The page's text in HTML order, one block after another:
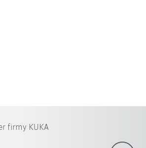
firmy KUKA